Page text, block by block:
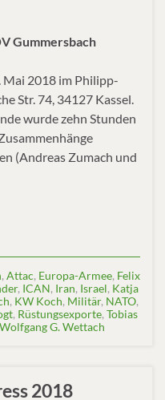
Gummersbach
Mai 2018 im Philipp-
Str. 74, 34127 Kassel.
wurde zehn Stunden
(Andreas Zumach und
, Attac, Europa-Armee, Felix
, ICAN, Iran, Israel, Katja
, KW Koch, Militär, NATO,
, Rüstungsexporte, Tobias
Wolfgang G. Wettach
2018